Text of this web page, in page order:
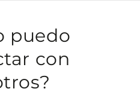
puedo
con